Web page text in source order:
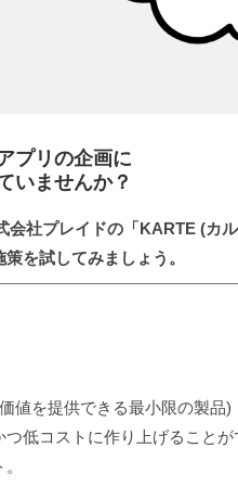
プリの企画に
いませんか？
会社プレイドの「KARTE (カル
を試してみましょう。
値を提供できる最小限の製品)
低コストに作り上げることが